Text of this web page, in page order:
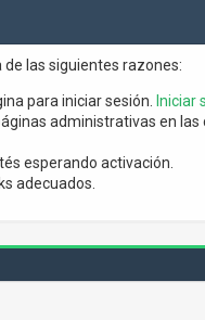
las siguientes razones:
para iniciar sesión. Iniciar
administrativas en
esperando activación.
adecuados.